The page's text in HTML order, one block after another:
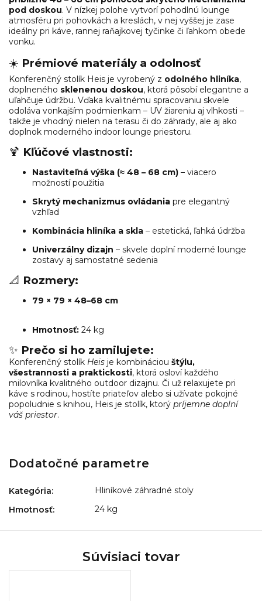
pod doskou. V nízkej polohe vytvorí pohodlnú lounge
atmosféru pri pohovkách a kreslách, v nej vyššej je zase
ideálny pri káve, rannej raňajkovej tyčinke či ľahkom obede
vonku.
☀️ Prémiové materiály a odolnosť
Konferenčný stolík Heis je vyrobený z odolného hliníka,
doplneného sklenenou doskou, ktorá pôsobí elegantne a
uľahčuje údržbu. Vďaka kvalitnému spracovaniu skvele
odoláva vonkajším podmienkam – UV žiareniu aj vlhkosti –
takže je vhodný nielen na terasu či do záhrady, ale aj ako
doplnok moderného indoor lounge priestoru.
🍹 Kľúčové vlastnosti:
Nastaviteľná výška (≈ 48 – 68 cm) – viacero
možností použitia
Skrytý mechanizmus ovládania pre elegantný
vzhľad
Kombinácia hliníka a skla – estetická, ľahká údržba
Univerzálny dizajn – skvele doplní moderné lounge
zostavy aj samostatné sedenia
📐 Rozmery:
79 × 79 × 48–68 cm
Hmotnosť: 24 kg
✨ Prečo si ho zamilujete:
Konferenčný stolík Heis je kombináciou štýlu,
všestrannosti a praktickosti, ktorá osloví každého
milovníka kvalitného outdoor dizajnu. Či už relaxujete pri
káve s rodinou, hostíte priateľov alebo si užívate pokojné
popoludnie s knihou, Heis je stolík, ktorý príjemne doplní
váš priestor.
Dodatočné parametre
Kategória:
Hliníkové záhradné stoly
Hmotnosť: 24 kg
Súvisiaci tovar